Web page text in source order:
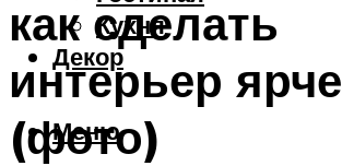
Кухня
Декор
Меню
как сделать
интерьер ярче
(фото)